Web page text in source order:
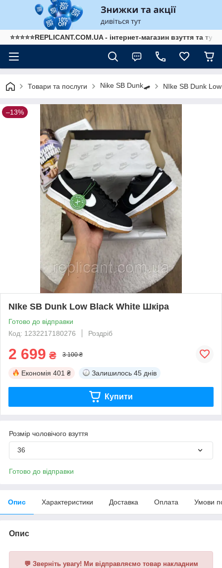
⭐⭐⭐⭐⭐REPLICANT.COM.UA - інтернет-магазин взуття та
Товари та послуги Nike SB Dunk🛹 NIke SB Dunk
–13%
NIke SB Dunk Low Black White Шкіра
Готово до відправки
Код: 1232217180276
Роздріб
2 699 ₴ 3 100 ₴
Економія 401 ₴ Залишилось 45 днів
Купити
Розмір чоловічого взуття
36
Готово до відправки
Опис Характеристики Доставка Оплата Умови
Опис
💬 Зверніть увагу! Ми відправляємо товар накладним